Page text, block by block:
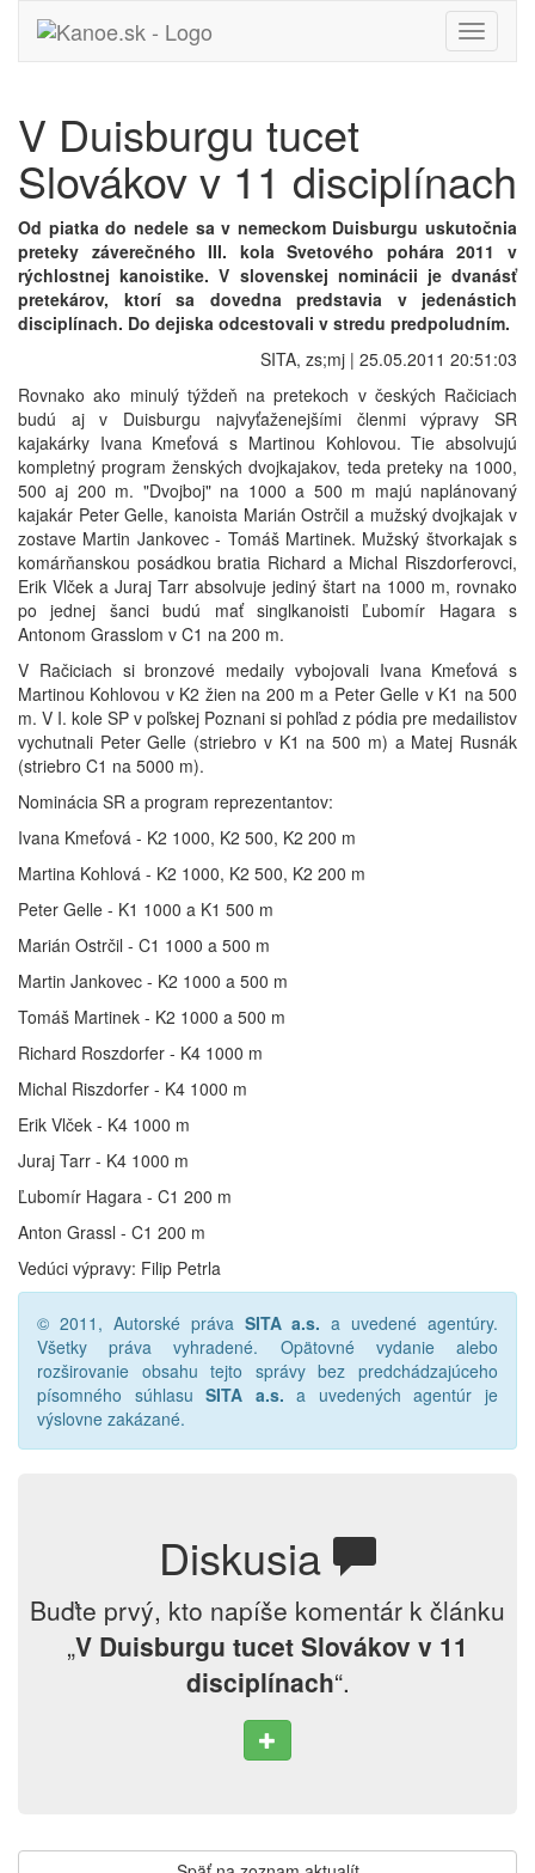
Toggle
V Duisburgu tucet
Slovákov v 11 disciplínach
Od piatka do nedele sa v nemeckom Duisburgu uskutočnia
preteky záverečného III. kola Svetového pohára 2011 v
rýchlostnej kanoistike. V slovenskej nominácii je dvanásť
pretekárov, ktorí sa dovedna predstavia v jedenástich
disciplínach. Do dejiska odcestovali v stredu predpoludním.
SITA, zs;mj | 25.05.2011 20:51:03
Rovnako ako minulý týždeň na pretekoch v českých Račiciach
budú aj v Duisburgu najvyťaženejšími členmi výpravy SR
kajakárky Ivana Kmeťová s Martinou Kohlovou. Tie absolvujú
kompletný program ženských dvojkajakov, teda preteky na 1000,
500 aj 200 m. "Dvojboj" na 1000 a 500 m majú naplánovaný
kajakár Peter Gelle, kanoista Marián Ostrčil a mužský dvojkajak v
zostave Martin Jankovec - Tomáš Martinek. Mužský štvorkajak s
komárňanskou posádkou bratia Richard a Michal Riszdorferovci,
Erik Vlček a Juraj Tarr absolvuje jediný štart na 1000 m, rovnako
po jednej šanci budú mať singlkanoisti Ľubomír Hagara s
Antonom Grasslom v C1 na 200 m.
V Račiciach si bronzové medaily vybojovali Ivana Kmeťová s
Martinou Kohlovou v K2 žien na 200 m a Peter Gelle v K1 na 500
m. V I. kole SP v poľskej Poznani si pohľad z pódia pre medailistov
vychutnali Peter Gelle (striebro v K1 na 500 m) a Matej Rusnák
(striebro C1 na 5000 m).
Nominácia SR a program reprezentantov:
Ivana Kmeťová - K2 1000, K2 500, K2 200 m
Martina Kohlová - K2 1000, K2 500, K2 200 m
Peter Gelle - K1 1000 a K1 500 m
Marián Ostrčil - C1 1000 a 500 m
Martin Jankovec - K2 1000 a 500 m
Tomáš Martinek - K2 1000 a 500 m
Richard Roszdorfer - K4 1000 m
Michal Riszdorfer - K4 1000 m
Erik Vlček - K4 1000 m
Juraj Tarr - K4 1000 m
Ľubomír Hagara - C1 200 m
Anton Grassl - C1 200 m
Vedúci výpravy: Filip Petrla
© 2011, Autorské práva SITA a.s. a uvedené agentúry.
Všetky práva vyhradené. Opätovné vydanie alebo
rozširovanie obsahu tejto správy bez predchádzajúceho
písomného súhlasuSITA a.s. a uvedených agentúr je
výslovne zakázané.
Diskusia
Buďte prvý, kto napíše komentár k článku
„V Duisburgu tucet Slovákov v 11
disciplínach“.